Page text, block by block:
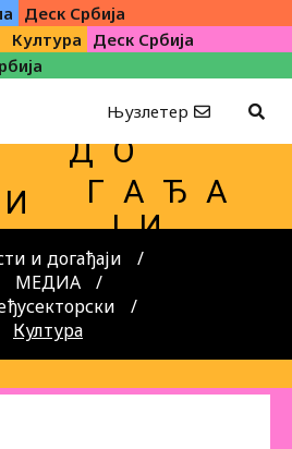
Деск Србија
Култура Деск Србија
Њузлетер
Д О
И
Г А Ђ А
Ј И
и догађаји
МЕДИА
Култура